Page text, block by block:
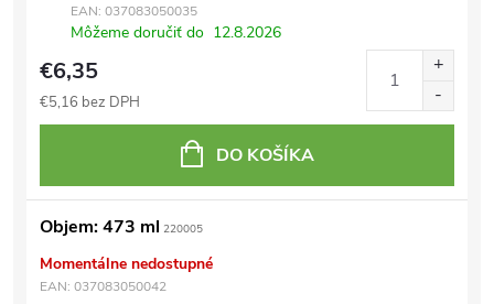
EAN: 037083050035
Môžeme doručiť do 12.8.2026
€6,35
€5,16 bez DPH
DO KOŠÍKA
Objem: 473 ml 220005
Momentálne nedostupné
EAN: 037083050042